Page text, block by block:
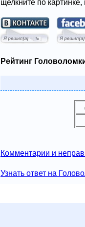
щелкните по
Рейтинг
Комментарии и
Узнать ответ на